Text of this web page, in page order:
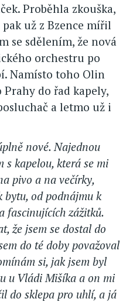
Proběhla zkouška,
už z Bzence mířil
se sdělením, že nová
orchestru po
Namísto toho Olin
do řad kapely,
a letmo už i
nové. Najednou
s kapelou, která se mi
pivo a na večírky,
bytu, od podnájmu k
fascinujících zážitků.
že jsem se dostal do
do té doby považoval
si, jak jsem byl
u Vládi Mišíka a on mi
do sklepa pro uhlí, a já